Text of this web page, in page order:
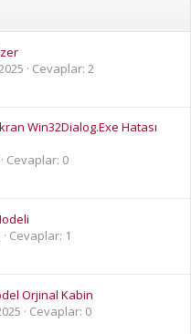
Cevaplar: 2
Win32Dialog.Exe Hatası
Cevaplar: 0
Cevaplar: 1
Orjinal Kabin
Cevaplar: 0